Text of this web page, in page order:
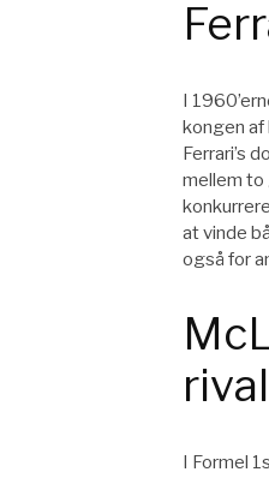
I
kongen
Ferrari’s
mellem to
at vinde
også for
I Formel